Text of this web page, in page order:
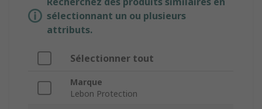
sélectionnant un ou plusieurs
attributs.
Sélectionner tout
Marque
Lebon Protection